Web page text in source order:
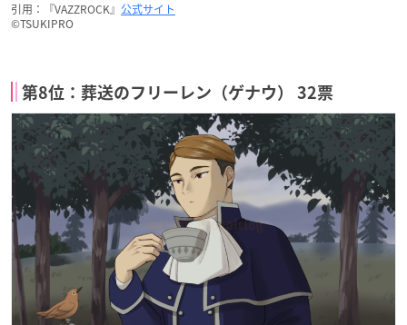
引用：『VAZZROCK』 公式サイト
©TSUKIPRO
第8位：葬送のフリーレン（ゲナウ） 32票